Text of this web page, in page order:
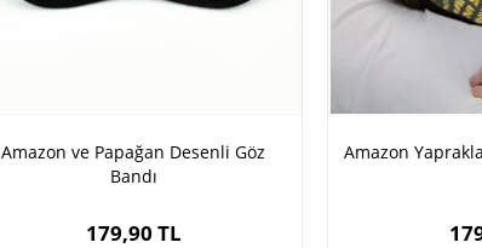
Amazon ve Papağan Desenli Göz
Bandı
179,90 TL
Amazon